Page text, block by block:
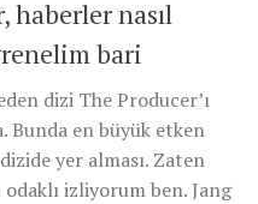
haberler nasıl
bari
dizi The Producer’ı
Bunda en büyük etken
yer alması. Zaten
izliyorum ben. Jang